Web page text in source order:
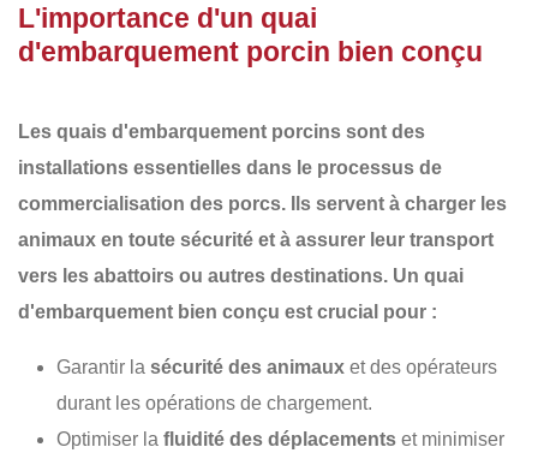
L'importance d'un quai
d'embarquement porcin bien conçu
Les quais d'embarquement porcins sont des
installations essentielles dans le processus de
commercialisation des porcs. Ils servent à charger les
animaux en toute sécurité et à assurer leur transport
vers les abattoirs ou autres destinations. Un quai
d'embarquement bien conçu est crucial pour :
Garantir la sécurité des animaux et des opérateurs
durant les opérations de chargement.
Optimiser la fluidité des déplacements et minimiser